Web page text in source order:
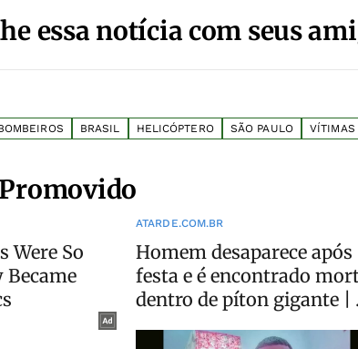
essa notícia com seus
BRASIL HELICÓPTERO SÃO PAULO VÍTIMAS